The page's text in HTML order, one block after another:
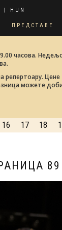
ПРЕДСТАВЕ
| HUN
часова.
репертоару. Цене
можете
16 17 18
89